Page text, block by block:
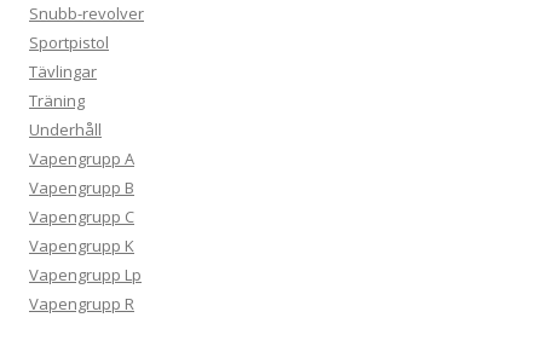
Snubb-revolver
Sportpistol
Tävlingar
Träning
Underhåll
Vapengrupp A
Vapengrupp B
Vapengrupp C
Vapengrupp K
Vapengrupp Lp
Vapengrupp R